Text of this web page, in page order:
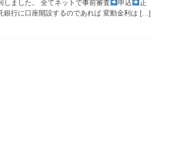
しました。 全てネットで事前審査 申込
正
銀行に口座開設するのであれば 変動金利は […]